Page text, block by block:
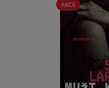
AKCE